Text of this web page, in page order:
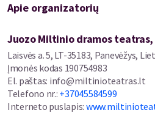
Apie organizatorių
Juozo Miltinio dramos
Laisvės a. 5, LT-35183, Panevėžys,
Įmonės kodas 190754983
El. paštas: info@miltinioteatras.lt
Telefono nr.: +37045584599
Interneto puslapis: